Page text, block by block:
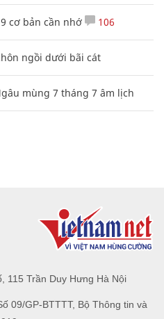
cơ bản cần nhớ 106
ngồi dưới bãi cát
mùng 7 tháng 7 âm lịch
115 Trần Duy Hưng Hà Nội
09/GP-BTTTT, Bộ Thông tin và